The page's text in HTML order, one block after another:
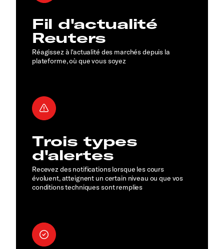
Fil d'actualité
Reuters
Réagissez à l'actualité des marchés depuis la
plateforme, où que vous soyez
Trois types
d'alertes
Recevez des notifications lorsque les cours
évoluent, atteignent un certain niveau ou que vos
conditions techniques sont remplies